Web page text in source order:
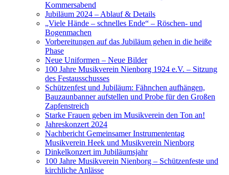
Kommersabend
Jubiläum 2024 – Ablauf & Details
„Viele Hände – schnelles Ende“ – Röschen- und
Bogenmachen
Vorbereitungen auf das Jubiläum gehen in die heiße
Phase
Neue Uniformen – Neue Bilder
100 Jahre Musikverein Nienborg 1924 e.V. – Sitzung
des Festausschusses
Schützenfest und Jubiläum: Fähnchen aufhängen,
Bauzaunbanner aufstellen und Probe für den Großen
Zapfenstreich
Starke Frauen geben im Musikverein den Ton an!
Jahreskonzert 2024
Nachbericht Gemeinsamer Instrumententag
Musikverein Heek und Musikverein Nienborg
Dinkelkonzert im Jubiläumsjahr
100 Jahre Musikverein Nienborg – Schützenfeste und
kirchliche Anlässe